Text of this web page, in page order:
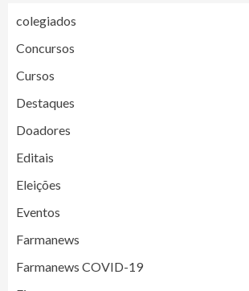
colegiados
Concursos
Cursos
Destaques
Doadores
Editais
Eleições
Eventos
Farmanews
Farmanews COVID-19